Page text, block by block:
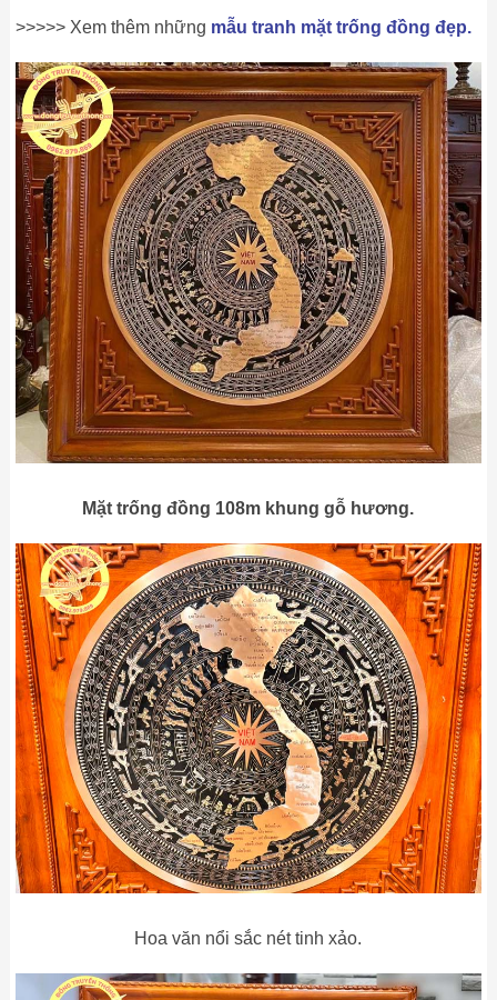
>>>>> Xem thêm những mẫu tranh mặt trống đồng đẹp.
Mặt trống đồng 108m khung gỗ hương.
Hoa văn nổi sắc nét tinh xảo.